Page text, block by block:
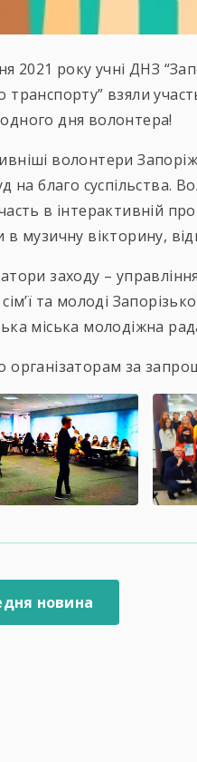
2021 року учні ДНЗ
транспорту” взяли
дня волонтера!
волонтери
на благо суспільства.
в інтерактивній
в музичну вікторину,
заходу –
та молоді
міська молодіжна
організаторам за
новина